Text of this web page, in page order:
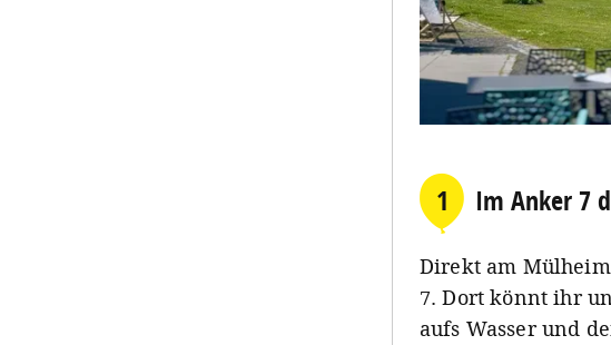
1 Im Anker 7
Direkt am
7. Dort könnt ihr
aufs Wasser und